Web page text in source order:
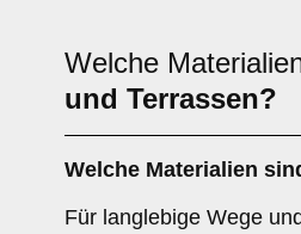
Welche
und Terrassen?
Welche Materialien
Für langlebige Wege